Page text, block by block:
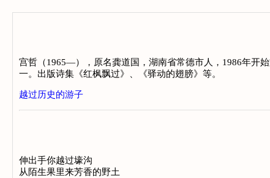
宫哲（1965—），原名龚道国，湖南省常德市人，1986年开
一。出版诗集《红枫飘过》、《驿动的翅膀》等。
越过历史的游子
伸出手你越过壕沟
从陌生果里来芳香的野土